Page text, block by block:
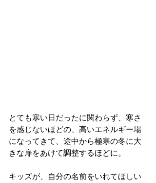
とても寒い日だったに関わらず、寒さ
を感じないほどの、高いエネルギー場
になってきて、途中から極寒の冬に大
きな扉をあけて調整するほどに。
キッズが、自分の名前をいれてほしい